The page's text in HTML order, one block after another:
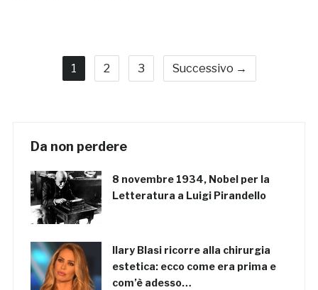
1 2 3 Successivo →
Da non perdere
8 novembre 1934, Nobel per la
Letteratura a Luigi Pirandello
Ilary Blasi ricorre alla chirurgia
estetica: ecco come era prima e
com’è adesso…